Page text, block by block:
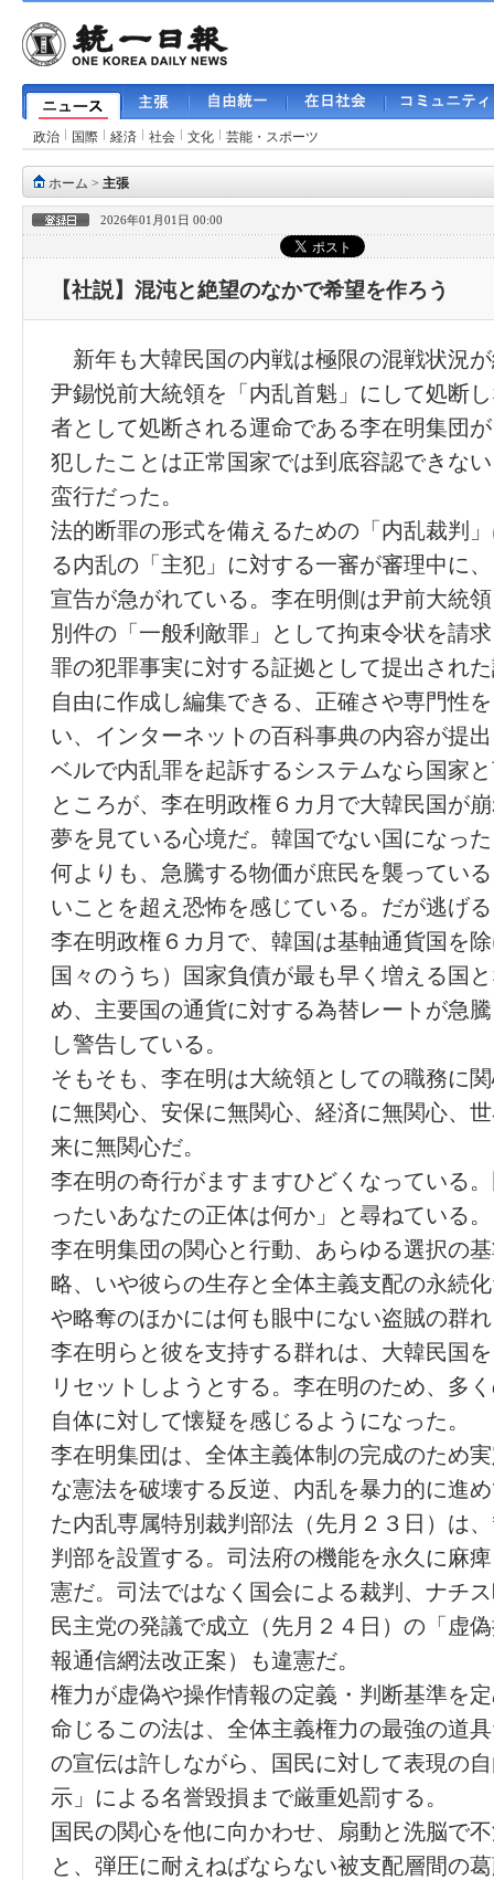
政治 国際 経済 社会 文化 芸能・スポーツ
ホーム > 主張
2026年01月01日 00:00
【社説】混沌と絶望のなかで希望を作ろう
新年も大韓民国の内戦は極限の混戦状況
尹錫悦前大統領を「内乱首魁」にして処断
者として処断される運命である李在明集団
犯したことは正常国家では到底容認できな
蛮行だった。
法的断罪の形式を備えるための「内乱裁判
る内乱の「主犯」に対する一審が審理中に
宣告が急がれている。李在明側は尹前大統
別件の「一般利敵罪」として拘束令状を請
罪の犯罪事実に対する証拠として提出され
自由に作成し編集できる、正確さや専門性
い、インターネットの百科事典の内容が提
ベルで内乱罪を起訴するシステムなら国家
ところが、李在明政権６カ月で大韓民国が
夢を見ている心境だ。韓国でない国になっ
何よりも、急騰する物価が庶民を襲ってい
いことを超え恐怖を感じている。だが逃げ
李在明政権６カ月で、韓国は基軸通貨国を
国々のうち）国家負債が最も早く増える国
め、主要国の通貨に対する為替レートが急
し警告している。
そもそも、李在明は大統領としての職務に
に無関心、安保に無関心、経済に無関心、
来に無関心だ。
李在明の奇行がますますひどくなっている
ったいあなたの正体は何か」と尋ねている。
李在明集団の関心と行動、あらゆる選択の
略、いや彼らの生存と全体主義支配の永続
や略奪のほかには何も眼中にない盗賊の群
李在明らと彼を支持する群れは、大韓民国
リセットしようとする。李在明のため、多
自体に対して懐疑を感じるようになった。
李在明集団は、全体主義体制の完成のため
な憲法を破壊する反逆、内乱を暴力的に進
た内乱専属特別裁判部法（先月２３日）は
判部を設置する。司法府の機能を永久に麻
憲だ。司法ではなく国会による裁判、ナチ
民主党の発議で成立（先月２４日）の「虚
報通信網法改正案）も違憲だ。
権力が虚偽や操作情報の定義・判断基準を
命じるこの法は、全体主義権力の最強の道
の宣伝は許しながら、国民に対して表現の
示」による名誉毀損まで厳重処罰する。
国民の関心を他に向かわせ、扇動と洗脳で
と、弾圧に耐えねばならない被支配層間の